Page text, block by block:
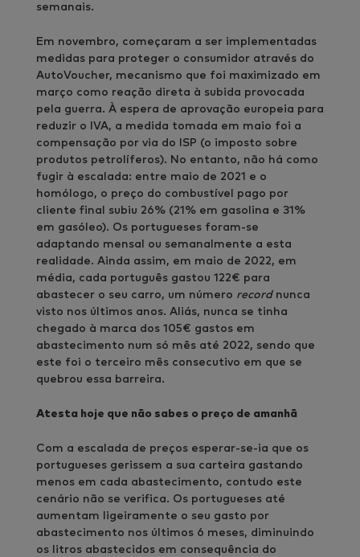
semanais.
Em novembro, começaram a ser implementadas
medidas para proteger o consumidor através do
AutoVoucher, mecanismo que foi maximizado em
março como reação direta à subida provocada
pela guerra. À espera de aprovação europeia para
reduzir o IVA, a medida tomada em maio foi a
compensação por via do ISP (o imposto sobre
produtos petrolíferos). No entanto, não há como
fugir à escalada: entre maio de 2021 e o
homólogo, o preço do combustível pago por
cliente final subiu 26% (21% em gasolina e 31%
em gasóleo). Os portugueses foram-se
adaptando mensal ou semanalmente a esta
realidade. Ainda assim, em maio de 2022, em
média, cada português gastou 122€ para
abastecer o seu carro, um número recordnunca
visto nos últimos anos. Aliás, nunca se tinha
chegado à marca dos 105€ gastos em
abastecimento num só mês até 2022, sendo que
este foi o terceiro mês consecutivo em que se
quebrou essa barreira.
Atesta hoje que não sabes o preço de amanhã
Com a escalada de preços esperar-se-ia que os
portugueses gerissem a sua carteira gastando
menos em cada abastecimento, contudo este
cenário não se verifica. Os portugueses até
aumentam ligeiramente o seu gasto por
abastecimento nos últimos 6 meses, diminuindo
os litros abastecidos em consequência do